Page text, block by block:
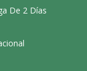
De 2 Días